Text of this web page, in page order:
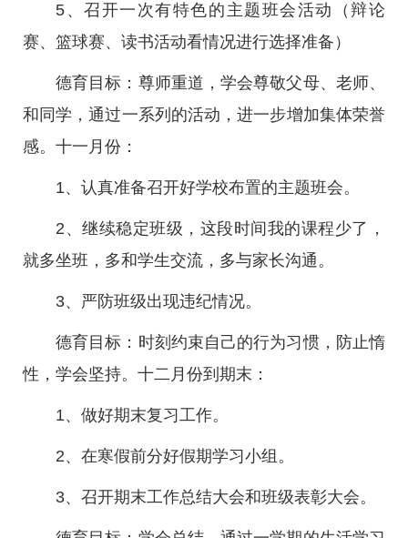
5、召开一次有特色的主题班会活动（辩论
赛、篮球赛、读书活动看情况进行选择准备）
德育目标：尊师重道，学会尊敬父母、老师、
和同学，通过一系列的活动，进一步增加集体荣誉
感。十一月份：
1、认真准备召开好学校布置的主题班会。
2、继续稳定班级，这段时间我的课程少了，
就多坐班，多和学生交流，多与家长沟通。
3、严防班级出现违纪情况。
德育目标：时刻约束自己的行为习惯，防止惰
性，学会坚持。十二月份到期末：
1、做好期末复习工作。
2、在寒假前分好假期学习小组。
3、召开期末工作总结大会和班级表彰大会。